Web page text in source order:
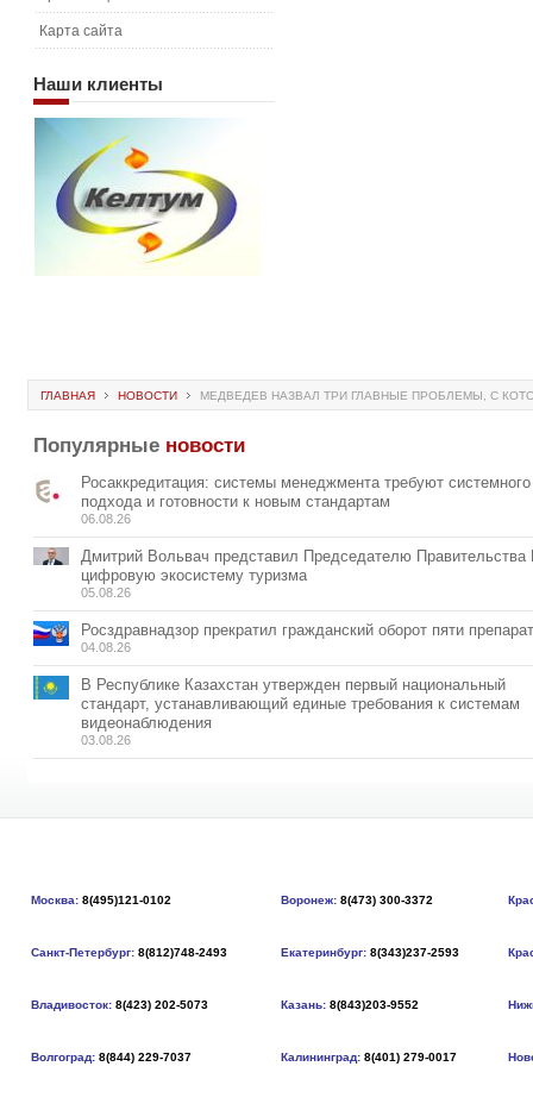
Карта сайта
Наши клиенты
ГЛАВНАЯ НОВОСТИ МЕДВЕДЕВ НАЗВАЛ ТРИ ГЛАВНЫЕ ПРОБЛЕМЫ, С
Популярные новости
Росаккредитация: системы менеджмента требуют системного
подхода и готовности к новым стандартам
06.08.26
Дмитрий Вольвач представил Председателю
цифровую экосистему туризма
05.08.26
Росздравнадзор прекратил гражданский оборот пяти
04.08.26
В Республике Казахстан утвержден первый национальный
стандарт, устанавливающий единые требования к системам
видеонаблюдения
03.08.26
Москва: 8(495)121-0102 Воронеж: 8(473) 300-3372
Санкт-Петербург: 8(812)748-2493 Екатеринбург: 8(343)237-2593
Владивосток: 8(423) 202-5073 Казань: 8(843)203-9552
Волгоград: 8(844) 229-7037 Калининград: 8(401) 279-0017